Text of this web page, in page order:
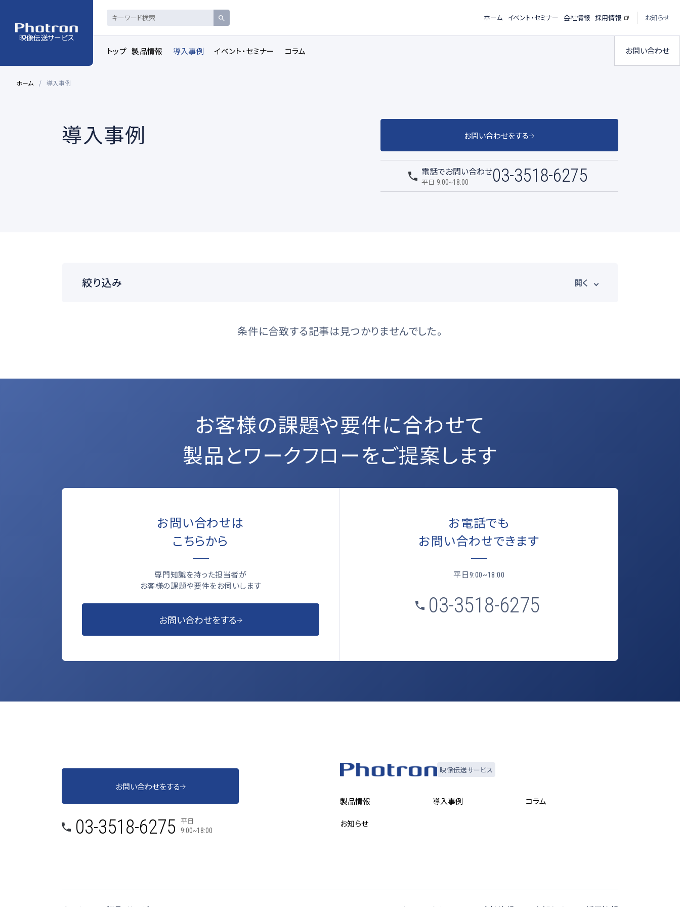
映像伝送サービス
トップ 製品情報 導入事例 イベント・セミナー コラム お問い合わせ
ホーム イベント・セミナー 会社情報 採用情報 お知らせ
ホーム 導入事例
導入事例 お問い合わせをする
電話でお問い合わせ
平日 9:00~18:00 03-3518-6275
絞り込み
スポーツ XR
製品カテゴリ HARBOR IP 映像伝送
4K・8K
ワークフロー構築
編集
絞り込む
条件に合致する記事は見つかりませんでした。
お客様の課題や要件に合わせて
製品とワークフローをご提案します
お問い合わせは
こちらから
専門知識を持った担当者が
お客様の課題や要件をお伺いします
お問い合わせをする
お電話でも
お問い合わせできます
平日9:00~18:00
03-3518-6275
お問い合わせをする
03-3518-6275 平日
9:00~18:00
映像伝送サービス
製品情報 導入事例 コラム
お知らせ